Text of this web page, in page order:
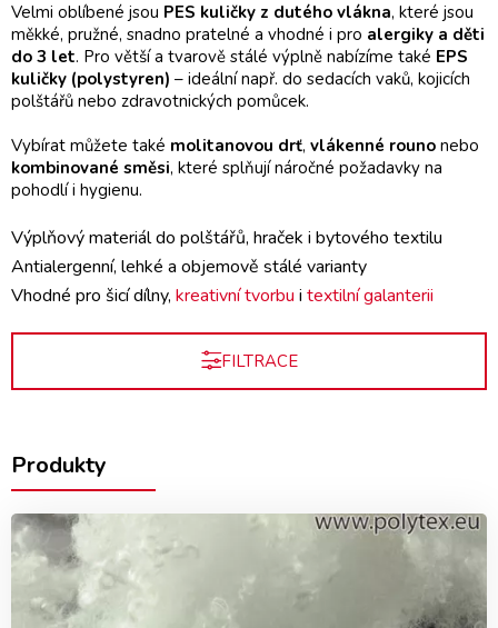
Velmi oblíbené jsou PES kuličky z dutého vlákna, které jsou
měkké, pružné, snadno pratelné a vhodné i pro alergiky a děti
do 3 let. Pro větší a tvarově stálé výplně nabízíme také EPS
kuličky (polystyren) – ideální např. do sedacích vaků, kojicích
polštářů nebo zdravotnických pomůcek.
Vybírat můžete také molitanovou drť, vlákenné rouno nebo
kombinované směsi, které splňují náročné požadavky na
pohodlí i hygienu.
Výplňový materiál do polštářů, hraček i bytového textilu
Antialergenní, lehké a objemově stálé varianty
Vhodné pro šicí dílny, kreativní tvorbu i textilní galanterii
FILTRACE
Produkty